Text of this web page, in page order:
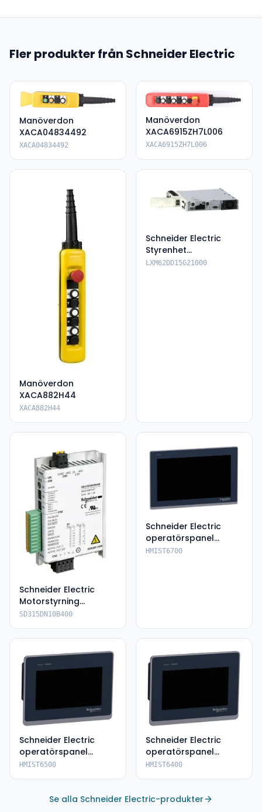
Fler produkter från Schneider Electric
Manöverdon
XACA04834492
XACA04834492
Manöverdon
XACA6915ZH7L006
XACA6915ZH7L006
Manöverdon
XACA882H44
XACA882H44
Schneider Electric
Styrenhet
LXM62DD15G21000
LXM62DD15G21000
Schneider Electric
Motorstyrning
SD315DN10B400
SD315DN10B400
Schneider Electric
operatörspanel
HMIST6700
HMIST6700
Schneider Electric
operatörspanel
HMIST6500
HMIST6500
Schneider Electric
operatörspanel
HMIST6400
HMIST6400
Se alla Schneider Electric-produkter